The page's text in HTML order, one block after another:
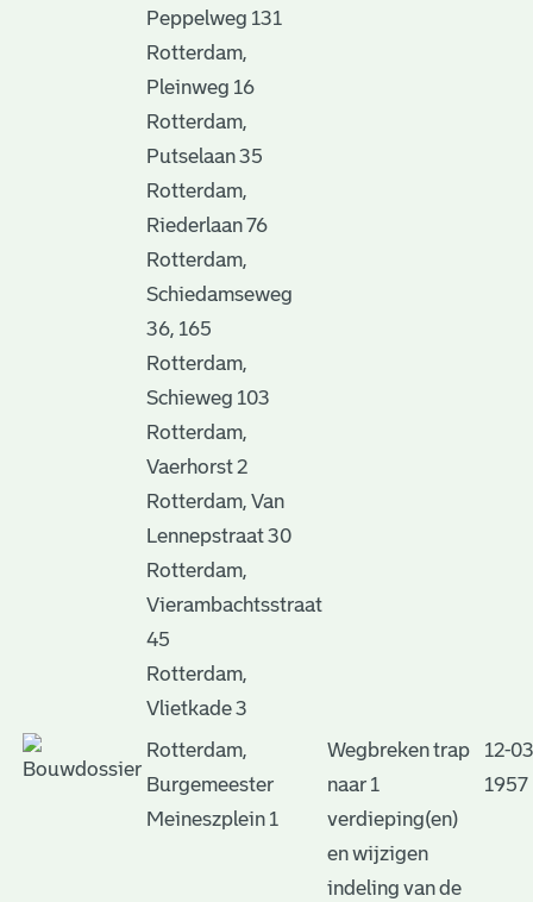
Peppelweg 131
Rotterdam,
Pleinweg 16
Rotterdam,
Putselaan 35
Rotterdam,
Riederlaan 76
Rotterdam,
Schiedamseweg
36, 165
Rotterdam,
Schieweg 103
Rotterdam,
Vaerhorst 2
Rotterdam, Van
Lennepstraat 30
Rotterdam,
Vierambachtsstraat
45
Rotterdam,
Vlietkade 3
Rotterdam,
Burgemeester
Meineszplein 1
Wegbreken trap
naar 1
verdieping(en)
en wijzigen
indeling van de
12-
1957